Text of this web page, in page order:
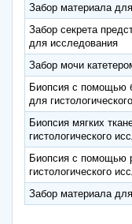
Забор материала
Забор секрета
для исследования
Забор мочи
Биопсия с помощью
для
Биопсия мягких
гистологического
Биопсия с помощью
гистологического
Забор материала